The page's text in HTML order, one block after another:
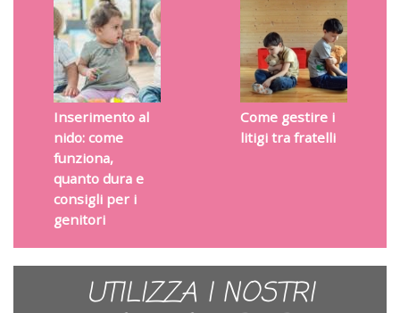
Inserimento al
nido: come
funziona,
quanto dura e
consigli per i
genitori
Come gestire i
litigi tra fratelli
UTILIZZA I NOSTRI